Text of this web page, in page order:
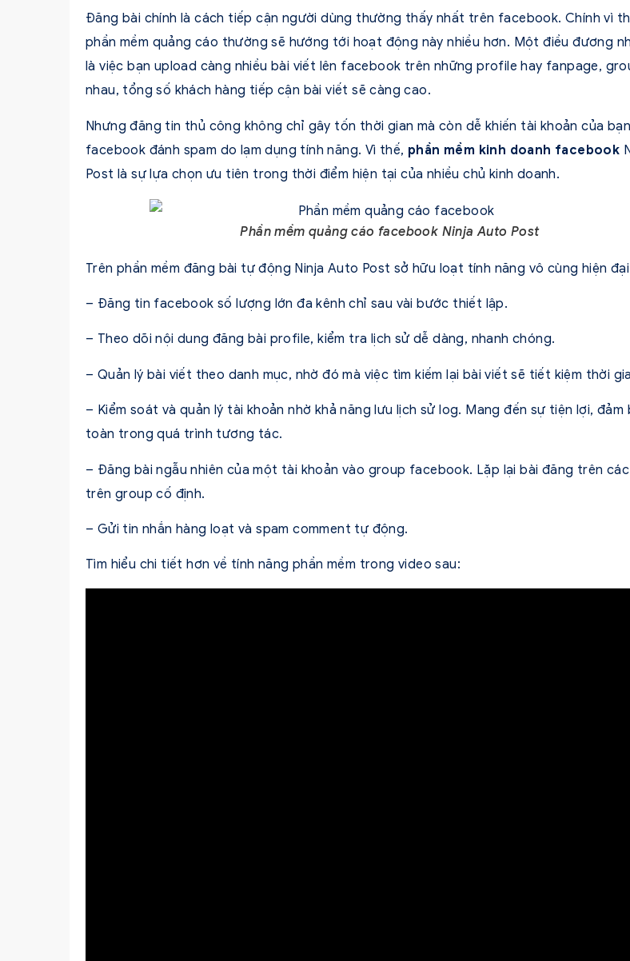
Đăng bài chính là cách tiếp cận người dùng thường thấy nhất trên facebook. Chính vì
phần mềm quảng cáo thường sẽ hướng tới hoạt động này nhiều hơn. Một điều đương
là việc bạn upload càng nhiều bài viết lên facebook trên những profile hay fanpage,
nhau, tổng số khách hàng tiếp cận bài viết sẽ càng cao.
Nhưng đăng tin thủ công không chỉ gây tốn thời gian mà còn dễ khiến tài khoản của
facebook đánh spam do lạm dụng tính năng. Vì thế, phần mềm kinh doanh facebook
Post là sự lựa chọn ưu tiên trong thời điểm hiện tại của nhiều chủ kinh doanh.
Phần mềm quảng cáo facebook Ninja Auto Post
Trên phần mềm đăng bài tự động Ninja Auto Post sở hữu loạt tính năng vô cùng hiện
– Đăng tin facebook số lượng lớn đa kênh chỉ sau vài bước thiết lập.
– Theo dõi nội dung đăng bài profile, kiểm tra lịch sử dễ dàng, nhanh chóng.
– Quản lý bài viết theo danh mục, nhờ đó mà việc tìm kiếm lại bài viết sẽ tiết kiệm thời
– Kiểm soát và quản lý tài khoản nhờ khả năng lưu lịch sử log. Mang đến sự tiện lợi, đảm
toàn trong quá trình tương tác.
– Đăng bài ngẫu nhiên của một tài khoản vào group facebook. Lặp lại bài đăng trên
trên group cố định.
– Gửi tin nhắn hàng loạt và spam comment tự động.
Tìm hiểu chi tiết hơn về tính năng phần mềm trong video sau: